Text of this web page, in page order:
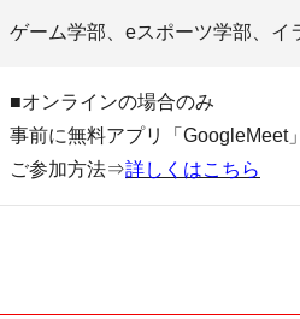
ゲーム学部、eスポーツ学部、イ
■オンラインの場合のみ
事前に無料アプリ「GoogleMeet
ご参加方法⇒詳しくはこちら